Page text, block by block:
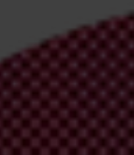
address in the email we just sent to you